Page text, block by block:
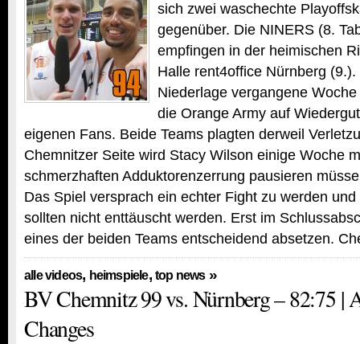
sich zwei waschechte
gegenüber. Die NINERS (8.
empfingen in der heimischen
Halle rent4office Nürnberg
Niederlage vergangene
die Orange Army auf
eigenen Fans. Beide Teams plagten derweil
Chemnitzer Seite wird Stacy Wilson einige Woche
schmerzhaften Adduktorenzerrung pausieren
Das Spiel versprach ein echter Fight zu werden
sollten nicht enttäuscht werden. Erst im
eines der beiden Teams entscheidend absetzen.
alle videos, heimspiele, top news»
BV Chemnitz 99 vs. Nürnberg – 82:75 |
Changes